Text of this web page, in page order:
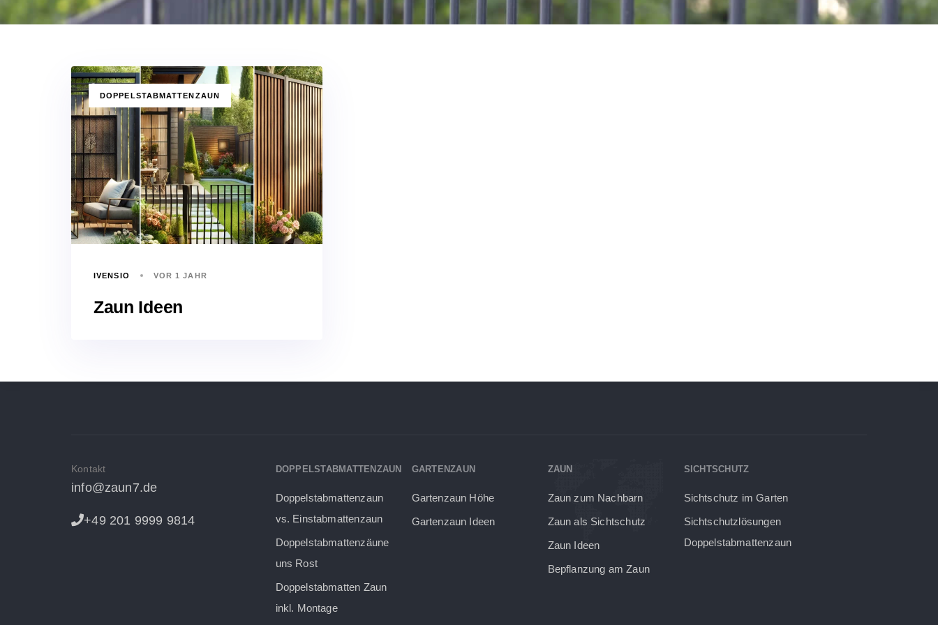
TAGSDOPPELSTABMATTENZAUN
IVENSIO VOR 1 JAHR
Zaun Ideen
Kontakt
info@zaun7.de
+49 201 9999 9814
DOPPELSTABMATTENZAUN
Doppelstabmattenzaun
vs. Einstabmattenzaun
Doppelstabmattenzäune
uns Rost
Doppelstabmatten Zaun
inkl. Montage
GARTENZAUN
Gartenzaun Höhe
Gartenzaun Ideen
ZAUN
Zaun zum Nachbarn
Zaun als Sichtschutz
Zaun Ideen
Bepflanzung am Zaun
SICHTSCHUTZ
Sichtschutz im Garten
Sichtschutzlösungen
Doppelstabmattenzaun